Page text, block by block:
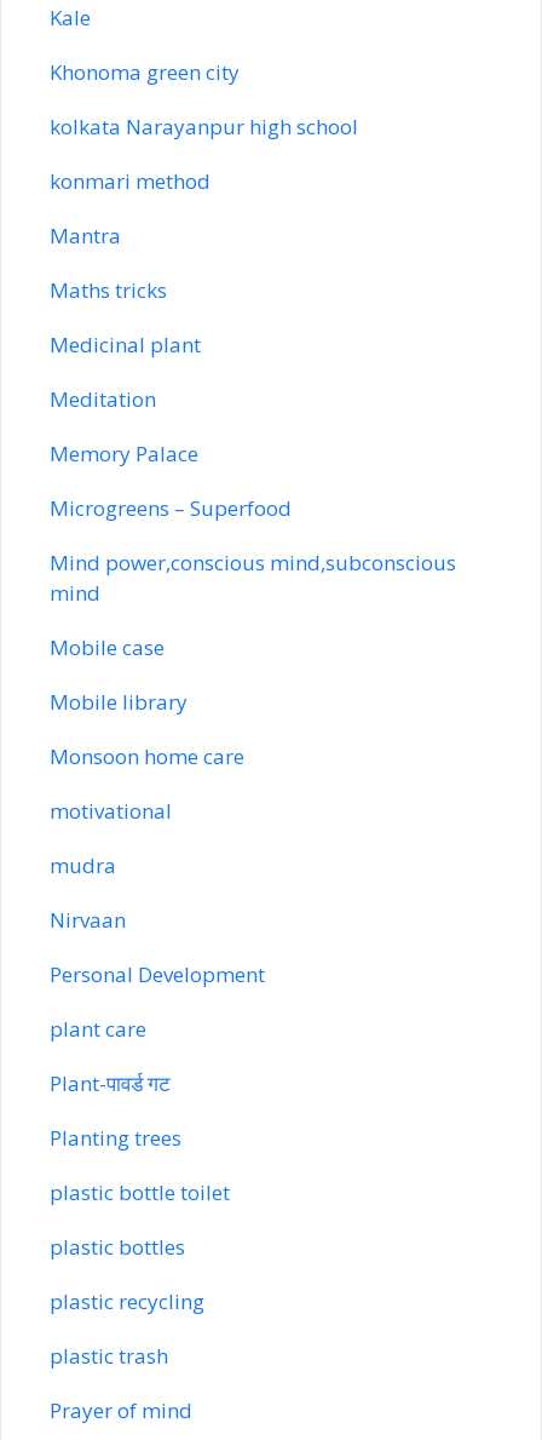
Kale
Khonoma green city
kolkata Narayanpur high school
konmari method
Mantra
Maths tricks
Medicinal plant
Meditation
Memory Palace
Microgreens – Superfood
Mind power,conscious mind,subconscious
mind
Mobile case
Mobile library
Monsoon home care
motivational
mudra
Nirvaan
Personal Development
plant care
Plant-पावर्ड गट
Planting trees
plastic bottle toilet
plastic bottles
plastic recycling
plastic trash
Prayer of mind